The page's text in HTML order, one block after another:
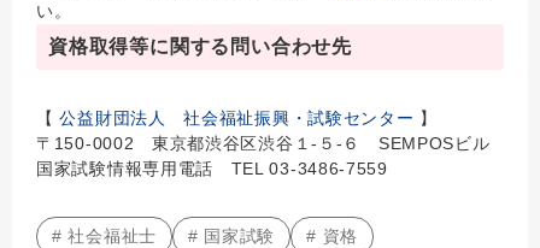
い。
資格取得等に関する問い合わせ先
【公益財団法人 社会福祉振興・試験センター 】
〒150-0002 東京都渋谷区渋谷１-５-６ SEMPOSビル
国家試験情報専用電話 TEL 03-3486-7559
# 社会福祉士 # 国家試験 # 資格